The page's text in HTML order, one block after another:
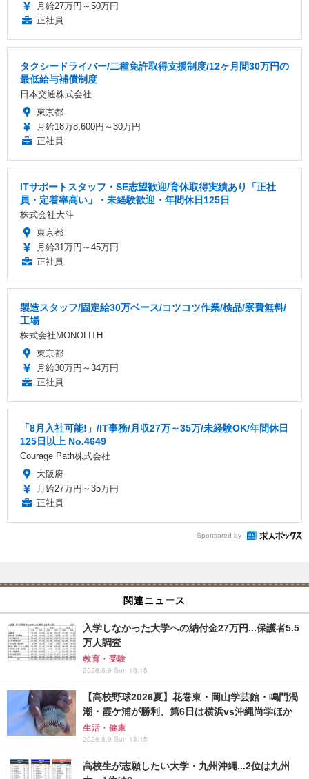
月給27万円～50万円
正社員
タクシードライバー/二種免許取得支援制度/12ヶ月間30万円の
最低給与補償制度
日本交通株式会社
東京都
月給18万8,600円～30万円
正社員
ITサポートスタッフ・SE志望歓迎/育休取得実績あり「正社
員・定着率高い」・未経験歓迎・年間休日125日
株式会社大斗
東京都
月給31万円～45万円
正社員
製造スタッフ/固定給30万ベース/コツコツ作業/検品/寮費無料/
工場
株式会社MONOLITH
東京都
月給30万円～34万円
正社員
「8月入社可能!」/IT事務/月収27万～35万/未経験OK/年間休日
125日以上 No.4649
Courage Path株式会社
大阪府
月給27万円～35万円
正社員
Sponsored by
関連ニュース
入学しなかった大学への納付金27万円...保護者5.5
万人調査
教育・受験
2026.8.9 Sun 16:15
【高校野球2026夏】花巻東・岡山学芸館・鳴門渦
潮・霞ケ浦が勝利、第6日は横浜vs沖縄尚学ほか
生活・健康
2026.8.9 Sun 13:15
高校生が志願したい大学・九州沖縄...2位は九州